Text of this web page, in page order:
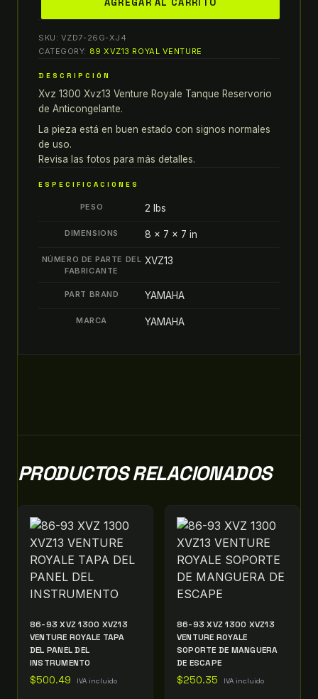
1300
VENTURE
ROYALE
TANQUE
RESERVORIO
DE
ANTICONGELANTE
quantity
SKU: VZD7-26G-XJ4
CATEGORY: 89 XVZ13 ROYAL VENTURE
DESCRIPCIÓN
Xvz 1300 Xvz13 Venture Royale Tanque Reservorio
de Anticongelante.
La pieza está en buen estado con signos normales
de uso.
Revisa las fotos para más detalles.
ESPECIFICACIONES
PESO 2 lbs
DIMENSIONS 8 × 7 × 7 in
NÚMERO DE PARTE DEL
FABRICANTE
XVZ13
PART BRAND YAMAHA
MARCA YAMAHA
PRODUCTOS RELACIONADOS
86-93 XVZ 1300 XVZ13
VENTURE ROYALE TAPA
DEL PANEL DEL
INSTRUMENTO
$500.49 IVA incluido
86-93 XVZ 1300 XVZ13
VENTURE ROYALE
SOPORTE DE MANGUERA
DE ESCAPE
$250.35 IVA incluido